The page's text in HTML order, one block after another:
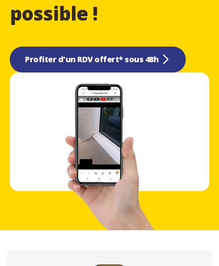
possible !
Profiter d'un RDV offert* sous 48h